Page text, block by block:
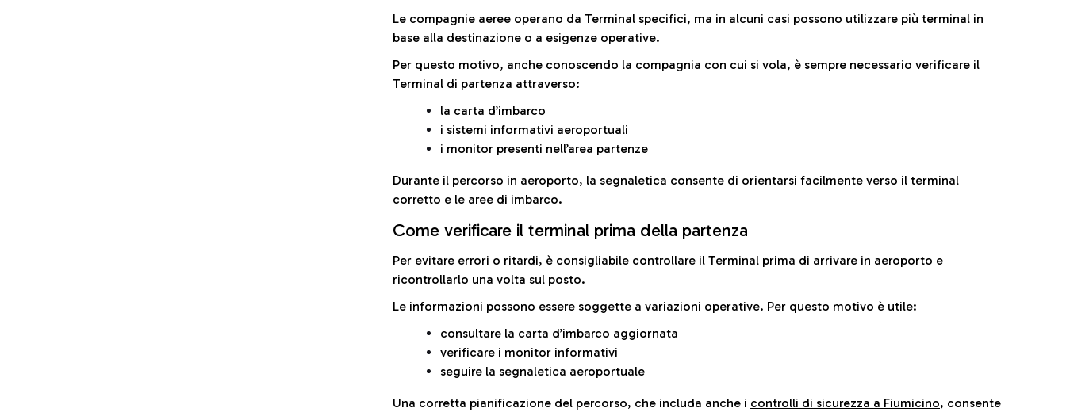
Le compagnie aeree operano da Terminal specifici, ma in alcuni casi possono utilizzare più terminal in
base alla destinazione o a esigenze operative.
Per questo motivo, anche conoscendo la compagnia con cui si vola, è sempre necessario verificare il
Terminal di partenza attraverso:
la carta d’imbarco
i sistemi informativi aeroportuali
i monitor presenti nell’area partenze
Durante il percorso in aeroporto, la segnaletica consente di orientarsi facilmente verso il terminal
corretto e le aree di imbarco.
Come verificare il terminal prima della partenza
Per evitare errori o ritardi, è consigliabile controllare il Terminal prima di arrivare in aeroporto e
ricontrollarlo una volta sul posto.
Le informazioni possono essere soggette a variazioni operative. Per questo motivo è utile:
consultare la carta d’imbarco aggiornata
verificare i monitor informativi
seguire la segnaletica aeroportuale
Una corretta pianificazione del percorso, che includa anche i controlli di sicurezza a Fiumicino, consente